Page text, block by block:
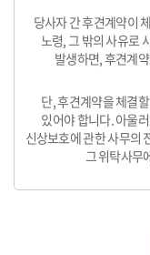
당사자 간 후견계약이
노령, 그 밖의 사유로
발생하면, 후견계
단, 후견계약을 체결
있어야 합니다. 아울
신상보호에 관한 사무의
그 위탁사무